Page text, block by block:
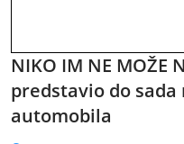
NIKO IM NE MOŽE
predstavio do
automobila